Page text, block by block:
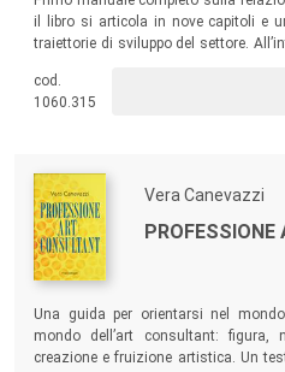
il libro si articola in nove capitoli e
traiettorie di sviluppo del settore.
immediata per il lettore
nella gestione operativa di una
cod.
1060.315
Vera Canevazzi
Una guida per orientarsi nel
mondo dell’art consultant:
creazione e fruizione artistica. Un